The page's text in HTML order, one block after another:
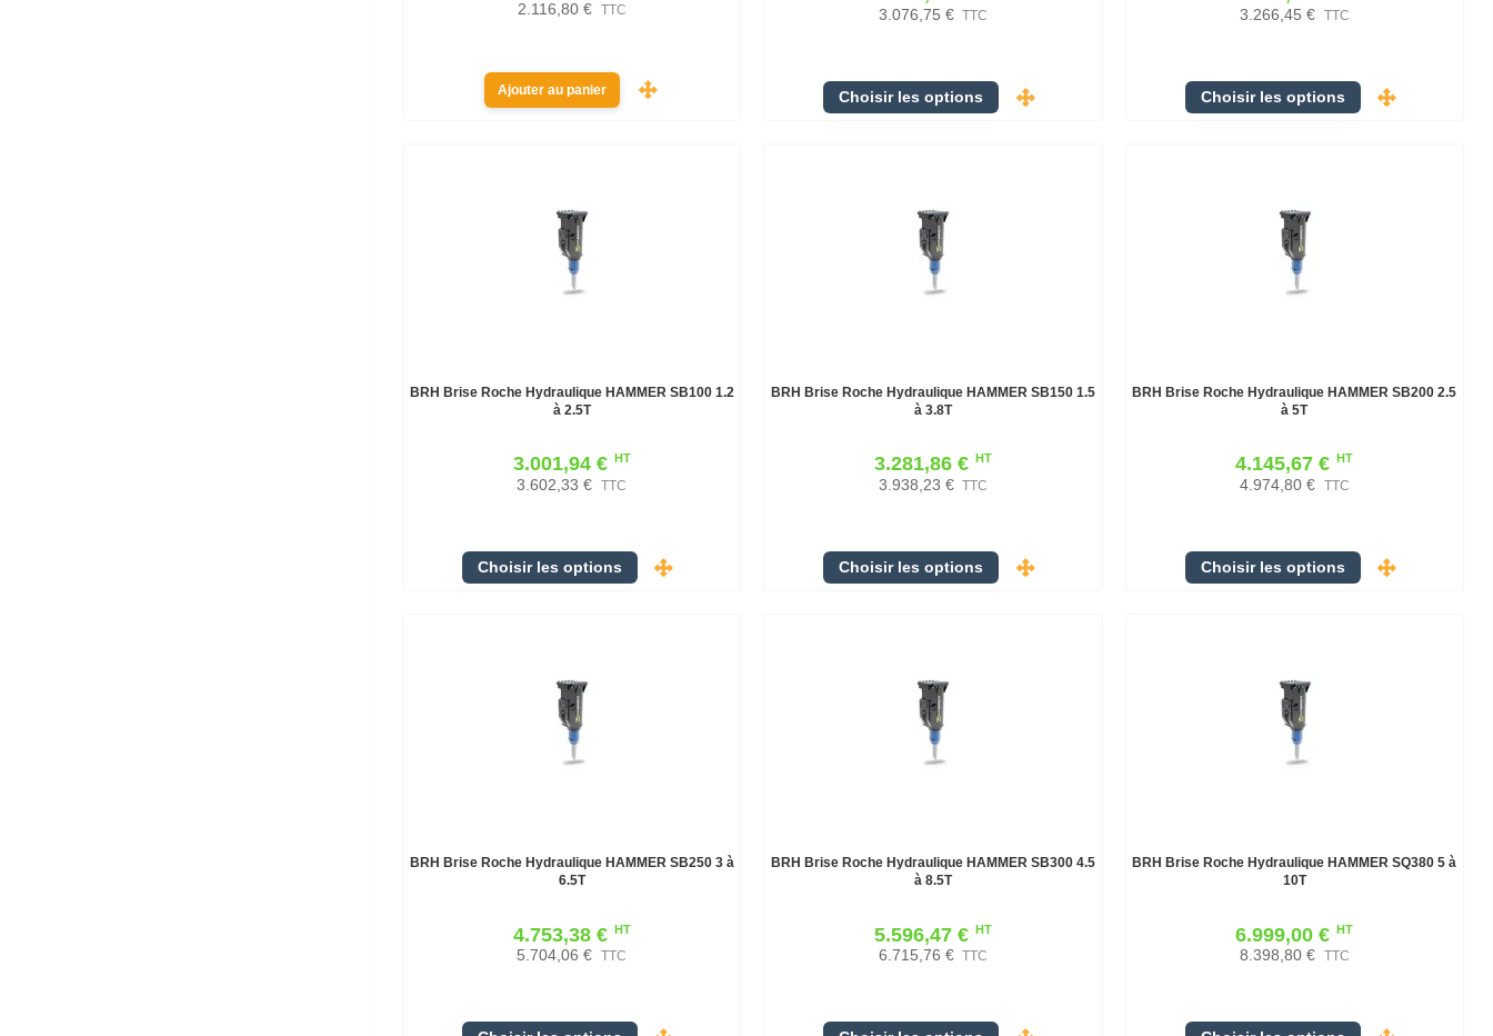
2.116,80 € TTC
Ajouter au panier
3.076,75 € TTC
Choisir les options
3.266,45 € TTC
Choisir les options
BRH Brise Roche Hydraulique HAMMER SB100 1.2
à 2.5T
3.001,94 € HT
3.602,33 € TTC
Choisir les options
BRH Brise Roche Hydraulique HAMMER SB150 1.5
à 3.8T
3.281,86 € HT
3.938,23 € TTC
Choisir les options
BRH Brise Roche Hydraulique HAMMER SB200 2.5
à 5T
4.145,67 € HT
4.974,80 € TTC
Choisir les options
BRH Brise Roche Hydraulique HAMMER SB250 3 à
6.5T
4.753,38 € HT
5.704,06 € TTC
BRH Brise Roche Hydraulique HAMMER SB300 4.5
à 8.5T
5.596,47 € HT
6.715,76 € TTC
BRH Brise Roche Hydraulique HAMMER SQ380 5 à
10T
6.999,00 € HT
8.398,80 € TTC